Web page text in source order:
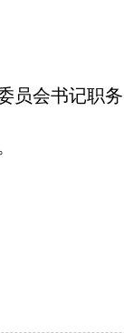
员会书记职务